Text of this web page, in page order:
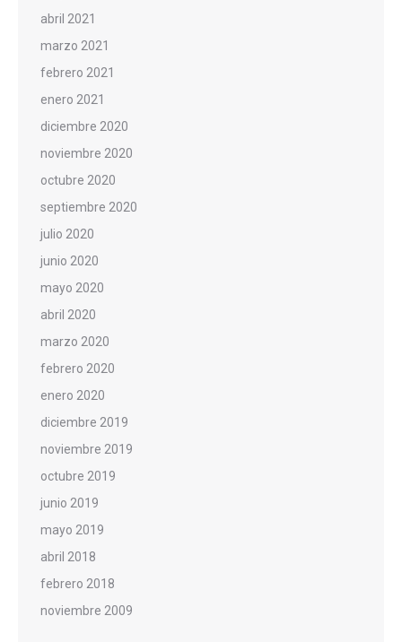
abril 2021
marzo 2021
febrero 2021
enero 2021
diciembre 2020
noviembre 2020
octubre 2020
septiembre 2020
julio 2020
junio 2020
mayo 2020
abril 2020
marzo 2020
febrero 2020
enero 2020
diciembre 2019
noviembre 2019
octubre 2019
junio 2019
mayo 2019
abril 2018
febrero 2018
noviembre 2009